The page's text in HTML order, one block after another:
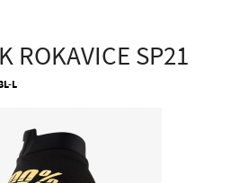
ROKAVICE SP21
L